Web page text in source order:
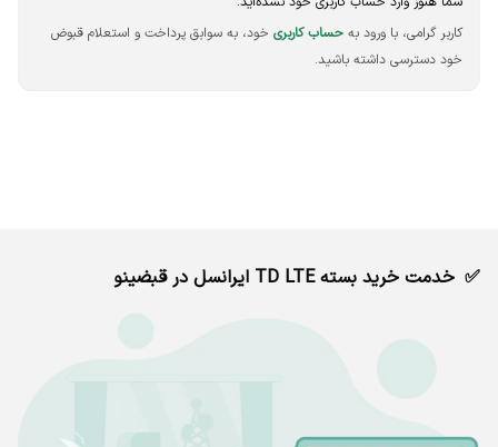
کاربر گرامی، با ورود به حساب کاربری خود، به سوابق پرداخت و استعلام قبوض
خود دسترسی داشته باشید.
خدمت خرید بسته TD LTE ایرانسل در قبضینو